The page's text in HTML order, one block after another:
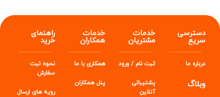
دسترسی
سریع
درباره ما
وبلاگ
خدمات
مشتریان
ثبت نام / ورود
پشتیبانی
آنلاین
خدمات
همکاران
همکاری با ما
پنلهمکاران
راهنمای
خرید
نحوه ثبت
سفارش
رویه های ارسال